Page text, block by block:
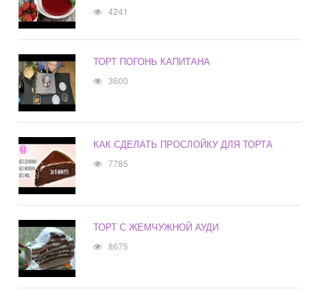
4241
ТОРТ ПОГОНЬ КАПИТАНА
3600
КАК СДЕЛАТЬ ПРОСЛОЙКУ ДЛЯ ТОРТА
7785
ТОРТ С ЖЕМЧУЖНОЙ АУДИ
8675